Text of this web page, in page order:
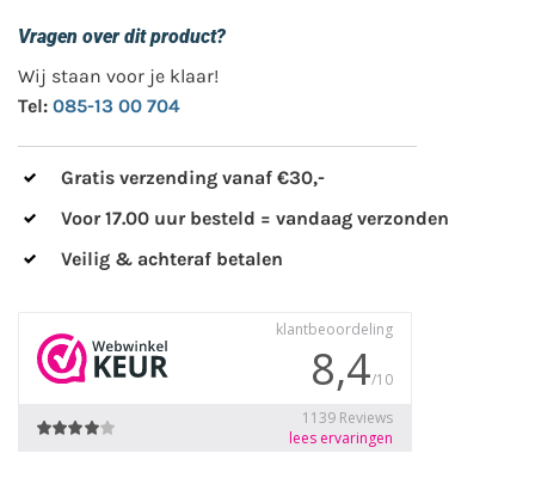
Vragen over dit product?
Wij staan voor je klaar!
Tel: 085-13 00 704
Gratis verzending vanaf €30,-
Voor 17.00 uur besteld = vandaag verzonden
Veilig & achteraf betalen